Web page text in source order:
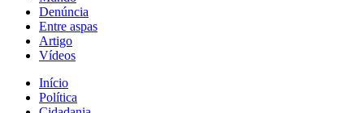
Denúncia
Entre aspas
Artigo
Vídeos
Início
Política